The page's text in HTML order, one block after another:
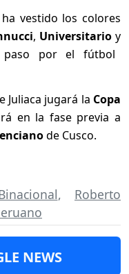
ha vestido los colores
, Universitario y
por el fútbol
Juliaca jugará la Copa
en la fase previa a
de Cusco.
, Roberto
NEWS